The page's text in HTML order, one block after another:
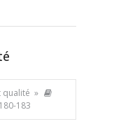
qualité »
183